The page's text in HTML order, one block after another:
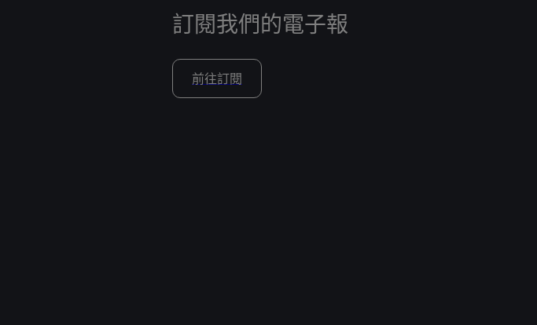
訂閱我們的電子報
前往訂閱